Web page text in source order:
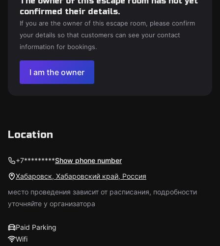
confirmed their details.
If you are the owner of this escape room, please confirm
your details so that customers can see your contact
information for bookings.
I am the owner
Location
+7*********Show phone number
Хабаровск, Хабаровский край, Россия
место проведения зависит от расписания, подробности
уточняйте у организатора
Paid Parking
Wifi